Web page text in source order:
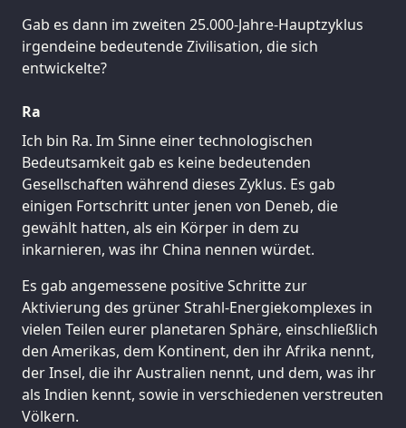
Gab es dann im zweiten 25.000-Jahre-Hauptzyklus
irgendeine bedeutende Zivilisation, die sich
entwickelte?
Ra
Ich bin Ra. Im Sinne einer technologischen
Bedeutsamkeit gab es keine bedeutenden
Gesellschaften während dieses Zyklus. Es gab
einigen Fortschritt unter jenen von Deneb, die
gewählt hatten, als ein Körper in dem zu
inkarnieren, was ihr China nennen würdet.
Es gab angemessene positive Schritte zur
Aktivierung des grüner Strahl-Energiekomplexes in
vielen Teilen eurer planetaren Sphäre, einschließlich
den Amerikas, dem Kontinent, den ihr Afrika nennt,
der Insel, die ihr Australien nennt, und dem, was ihr
als Indien kennt, sowie in verschiedenen verstreuten
Völkern.